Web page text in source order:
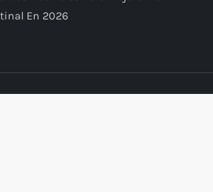
En 2026